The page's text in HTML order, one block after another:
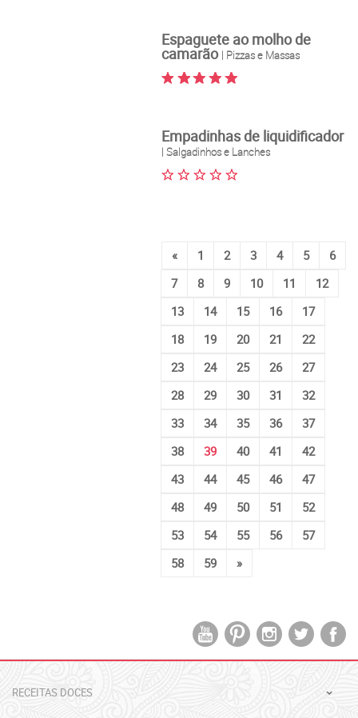
Espaguete ao molho de
camarão | Pizzas e Massas
Empadinhas de liquidificador
| Salgadinhos e Lanches
« 1 2 3 4 5
6
7
8 9 10 11
12
13
14 15 16
17
18
19 20 21
22
23
24 25 26
27
28
29 30 31
32
33
34 35 36
37
38
39 40 41
42
43
44 45 46
47
48
49 50 51
52
53
54 55 56
57
58
59 »
RECEITAS DOCES